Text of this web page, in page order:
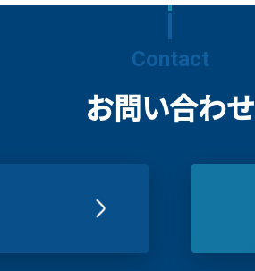
Contact
お問い合わせ